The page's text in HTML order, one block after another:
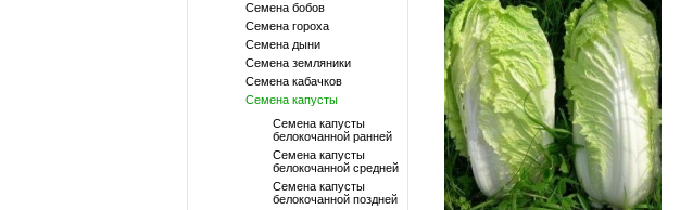
Семена бобов
Семена гороха
Семена дыни
Семена земляники
Семена кабачков
Семена капусты
Семена капусты
белокочанной ранней
Семена капусты
белокочанной средней
Семена капусты
белокочанной поздней